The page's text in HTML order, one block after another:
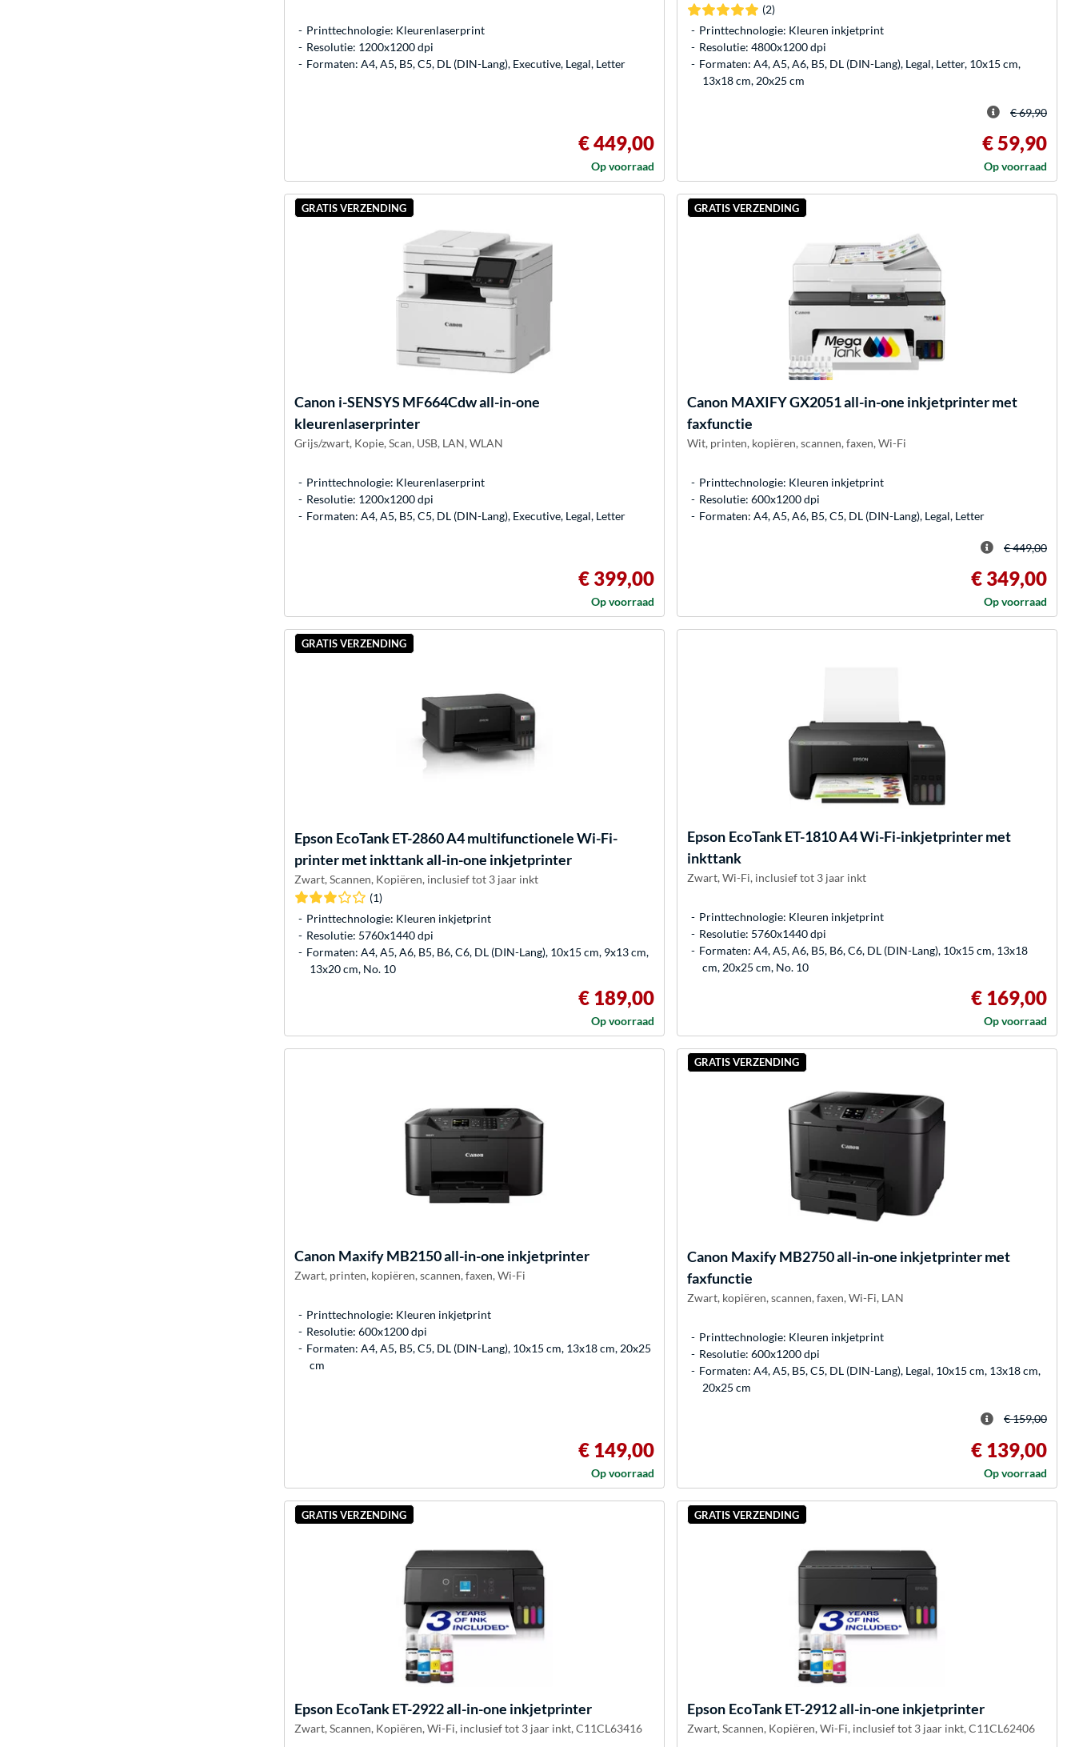
Printtechnologie: Kleurenlaserprint
Resolutie: 1200x1200 dpi
Formaten: A4, A5, B5, C5, DL (DIN-Lang), Executive, Legal, Letter
€ 449,00
Op voorraad
(2)
Printtechnologie: Kleuren inkjetprint
Resolutie: 4800x1200 dpi
Formaten: A4, A5, A6, B5, DL (DIN-Lang), Legal, Letter, 10x15 cm,
13x18 cm, 20x25 cm
€ 69,90
€ 59,90
Op voorraad
GRATIS VERZENDING
Canon i-SENSYS MF664Cdw all-in-one
kleurenlaserprinter
Grijs/zwart, Kopie, Scan, USB, LAN, WLAN
Printtechnologie: Kleurenlaserprint
Resolutie: 1200x1200 dpi
Formaten: A4, A5, B5, C5, DL (DIN-Lang), Executive, Legal, Letter
€ 399,00
Op voorraad
GRATIS VERZENDING
Canon MAXIFY GX2051 all-in-one inkjetprinter met
faxfunctie
Wit, printen, kopiëren, scannen, faxen, Wi-Fi
Printtechnologie: Kleuren inkjetprint
Resolutie: 600x1200 dpi
Formaten: A4, A5, A6, B5, C5, DL (DIN-Lang), Legal, Letter
€ 449,00
€ 349,00
Op voorraad
GRATIS VERZENDING
Epson EcoTank ET-2860 A4 multifunctionele Wi-Fi-
printer met inkttank all-in-one inkjetprinter
Zwart, Scannen, Kopiëren, inclusief tot 3 jaar inkt
(1)
Printtechnologie: Kleuren inkjetprint
Resolutie: 5760x1440 dpi
Formaten: A4, A5, A6, B5, B6, C6, DL (DIN-Lang), 10x15 cm, 9x13 cm,
13x20 cm, No. 10
€ 189,00
Op voorraad
Epson EcoTank ET-1810 A4 Wi-Fi-inkjetprinter met
inkttank
Zwart, Wi-Fi, inclusief tot 3 jaar inkt
Printtechnologie: Kleuren inkjetprint
Resolutie: 5760x1440 dpi
Formaten: A4, A5, A6, B5, B6, C6, DL (DIN-Lang), 10x15 cm, 13x18
cm, 20x25 cm, No. 10
€ 169,00
Op voorraad
Canon Maxify MB2150 all-in-one inkjetprinter
Zwart, printen, kopiëren, scannen, faxen, Wi-Fi
Printtechnologie: Kleuren inkjetprint
Resolutie: 600x1200 dpi
Formaten: A4, A5, B5, C5, DL (DIN-Lang), 10x15 cm, 13x18 cm, 20x25
cm
€ 149,00
Op voorraad
GRATIS VERZENDING
Canon Maxify MB2750 all-in-one inkjetprinter met
faxfunctie
Zwart, kopiëren, scannen, faxen, Wi-Fi, LAN
Printtechnologie: Kleuren inkjetprint
Resolutie: 600x1200 dpi
Formaten: A4, A5, B5, C5, DL (DIN-Lang), Legal, 10x15 cm, 13x18 cm,
20x25 cm
€ 159,00
€ 139,00
Op voorraad
GRATIS VERZENDING
Epson EcoTank ET-2922 all-in-one inkjetprinter
Zwart, Scannen, Kopiëren, Wi-Fi, inclusief tot 3 jaar inkt, C11CL63416
GRATIS VERZENDING
Epson EcoTank ET-2912 all-in-one inkjetprinter
Zwart, Scannen, Kopiëren, Wi-Fi, inclusief tot 3 jaar inkt, C11CL62406